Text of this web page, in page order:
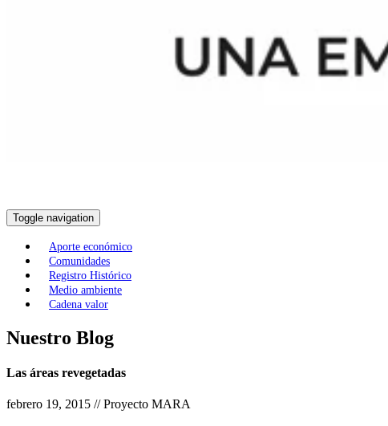
Toggle navigation
Aporte económico
Comunidades
Registro Histórico
Medio ambiente
Cadena valor
Nuestro Blog
Las áreas revegetadas
febrero 19, 2015 // Proyecto MARA